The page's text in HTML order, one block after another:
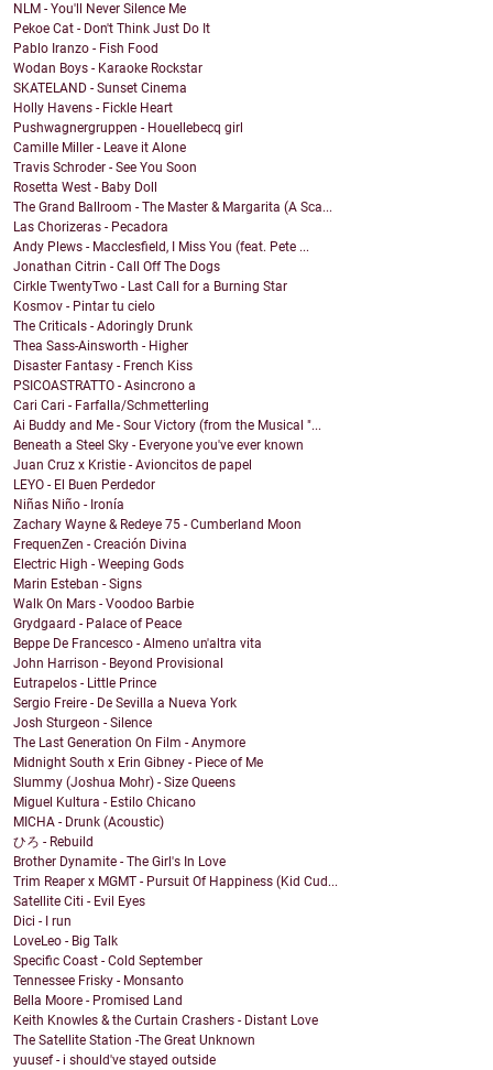
NLM - You'll Never Silence Me
Pekoe Cat - Don't Think Just Do It
Pablo Iranzo - Fish Food
Wodan Boys - Karaoke Rockstar
SKATELAND - Sunset Cinema
Holly Havens - Fickle Heart
Pushwagnergruppen - Houellebecq girl
Camille Miller - Leave it Alone
Travis Schroder - See You Soon
Rosetta West - Baby Doll
The Grand Ballroom - The Master & Margarita (A Sca...
Las Chorizeras - Pecadora
Andy Plews - Macclesfield, I Miss You (feat. Pete ...
Jonathan Citrin - Call Off The Dogs
Cirkle TwentyTwo - Last Call for a Burning Star
Kosmov - Pintar tu cielo
The Criticals - Adoringly Drunk
Thea Sass-Ainsworth - Higher
Disaster Fantasy - French Kiss
PSICOASTRATTO - Asincrono a
Cari Cari - Farfalla/Schmetterling
Ai Buddy and Me - Sour Victory (from the Musical "...
Beneath a Steel Sky - Everyone you've ever known
Juan Cruz x Kristie - Avioncitos de papel
LEYO - El Buen Perdedor
Niñas Niño - Ironía
Zachary Wayne & Redeye 75 - Cumberland Moon
FrequenZen - Creación Divina
Electric High - Weeping Gods
Marin Esteban - Signs
Walk On Mars - Voodoo Barbie
Grydgaard - Palace of Peace
Beppe De Francesco - Almeno un'altra vita
John Harrison - Beyond Provisional
Eutrapelos - Little Prince
Sergio Freire - De Sevilla a Nueva York
Josh Sturgeon - Silence
The Last Generation On Film - Anymore
Midnight South x Erin Gibney - Piece of Me
Slummy (Joshua Mohr) - Size Queens
Miguel Kultura - Estilo Chicano
MICHA - Drunk (Acoustic)
ひろ - Rebuild
Brother Dynamite - The Girl's In Love
Trim Reaper x MGMT - Pursuit Of Happiness (Kid Cud...
Satellite Citi - Evil Eyes
Dici - I run
LoveLeo - Big Talk
Specific Coast - Cold September
Tennessee Frisky - Monsanto
Bella Moore - Promised Land
Keith Knowles & the Curtain Crashers - Distant Love
The Satellite Station -The Great Unknown
yuusef - i should've stayed outside